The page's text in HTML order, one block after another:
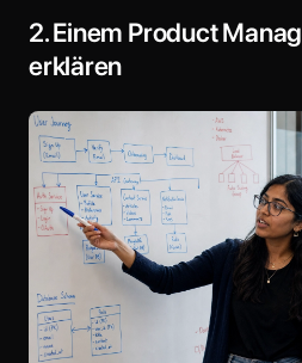
2. Einem Product
erklären